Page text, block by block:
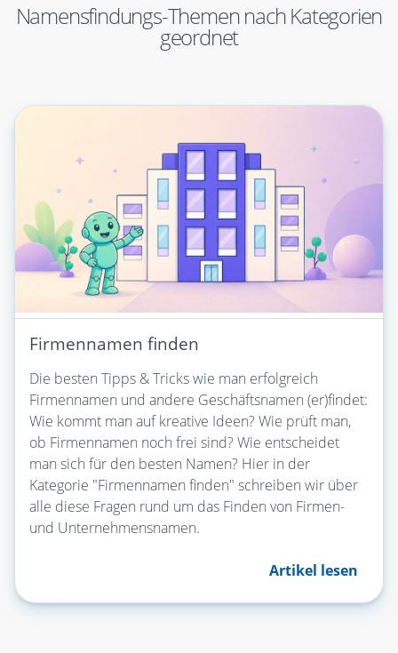
Namensfindungs-Themen nach Kategorien
geordnet
Firmennamen finden
Die besten Tipps & Tricks wie man erfolgreich
Firmennamen und andere Geschäftsnamen (er)findet:
Wie kommt man auf kreative Ideen? Wie prüft man,
ob Firmennamen noch frei sind? Wie entscheidet
man sich für den besten Namen? Hier in der
Kategorie "Firmennamen finden" schreiben wir über
alle diese Fragen rund um das Finden von Firmen-
und Unternehmensnamen.
Artikel lesen